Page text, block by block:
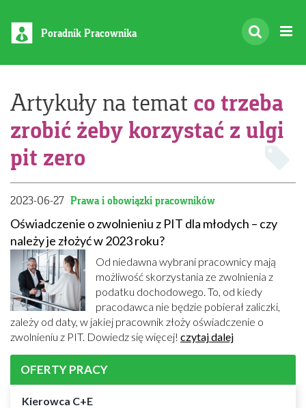
Poradnik Pracownika
Artykuły na temat co trzeba
zrobić żeby korzystać z ulgi
pit zero
2023-06-27 Prawa i obowiązki pracowników
Oświadczenie o zwolnieniu z PIT dla młodych – czy
należy je złożyć w 2023 roku?
Od niedawna wybrani pracownicy mają
możliwość skorzystania ze zwolnienia z
podatku dochodowego. To, od kiedy
pracodawca nie będzie pobierał zaliczki,
zależy od daty, w jakiej pracownik złoży oświadczenie o
zwolnieniu z PIT. Dowiedz się więcej! czytaj dalej
OFERTY PRACY
Kierowca C+E